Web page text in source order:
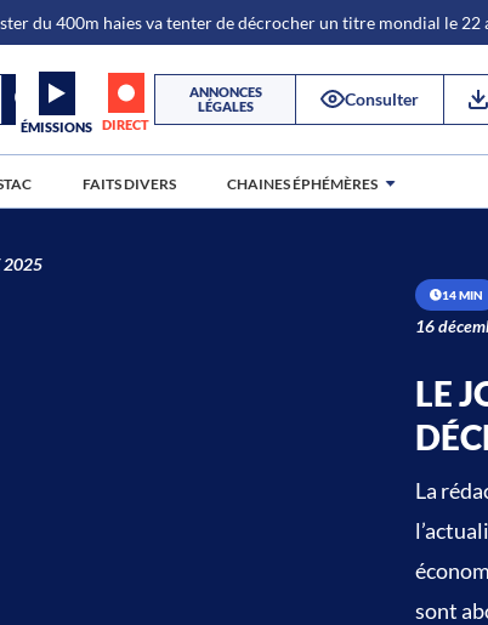
du 400m haies va tenter de décrocher un titre mondial le
ÉMISSIONS DIRECT
ANNONCES
LÉGALES
Consulter
FAITS DIVERS CHAINES ÉPHÉMÈRES
2025
14 MIN
16
LE
La
sont